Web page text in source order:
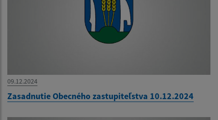
09.12.2024
Zasadnutie Obecného zastupiteľstva 10.12.2024